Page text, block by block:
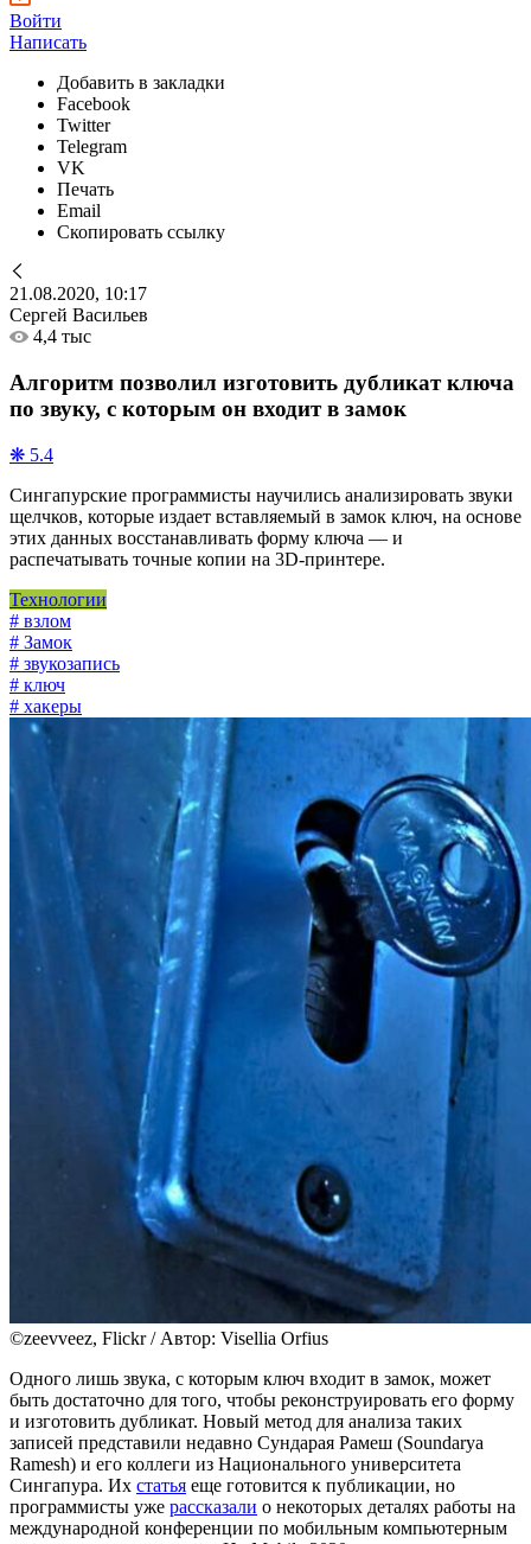
Войти
Написать
Добавить в закладки
Facebook
Twitter
Telegram
VK
Печать
Email
Скопировать ссылку
21.08.2020, 10:17
Сергей Васильев
4,4 тыс
Алгоритм позволил изготовить дубликат ключа
по звуку, с которым он входит в замок
❋ 5.4
Сингапурские программисты научились анализировать звуки
щелчков, которые издает вставляемый в замок ключ, на основе
этих данных восстанавливать форму ключа — и
распечатывать точные копии на 3D-принтере.
Технологии
# взлом
# Замок
# звукозапись
# ключ
# хакеры
©zeevveez, Flickr / Автор: Visellia Orfius
Одного лишь звука, с которым ключ входит в замок, может
быть достаточно для того, чтобы реконструировать его форму
и изготовить дубликат. Новый метод для анализа таких
записей представили недавно Сундарая Рамеш (Soundarya
Ramesh) и его коллеги из Национального университета
Сингапура. Их статья еще готовится к публикации, но
программисты уже рассказали о некоторых деталях работы на
международной конференции по мобильным компьютерным